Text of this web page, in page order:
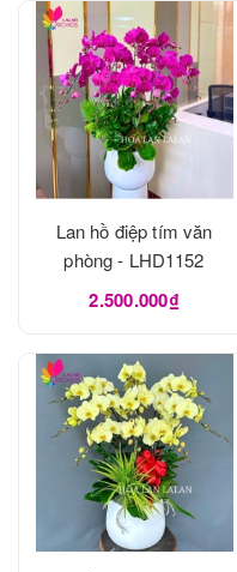
Lan hồ điệp tím văn
phòng - LHD1152
2.500.000₫